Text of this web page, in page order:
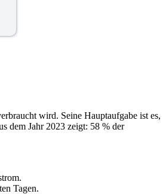
wird. Seine Hauptaufgabe ist es,
dem Jahr 2023 zeigt: 58 % der
Tagen.